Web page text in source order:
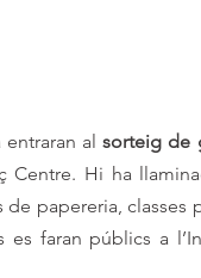
entraran al sorteig de
Centre. Hi ha
papereria, classes
faran públics a